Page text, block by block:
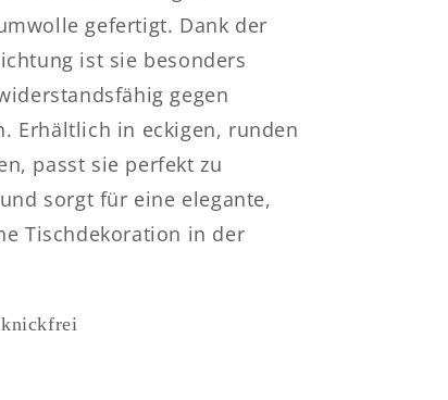
gefertigt. Dank der
ist sie besonders
gegen
Erhältlich in eckigen, runden
passt sie perfekt zu
sorgt für eine elegante,
Tischdekoration in der